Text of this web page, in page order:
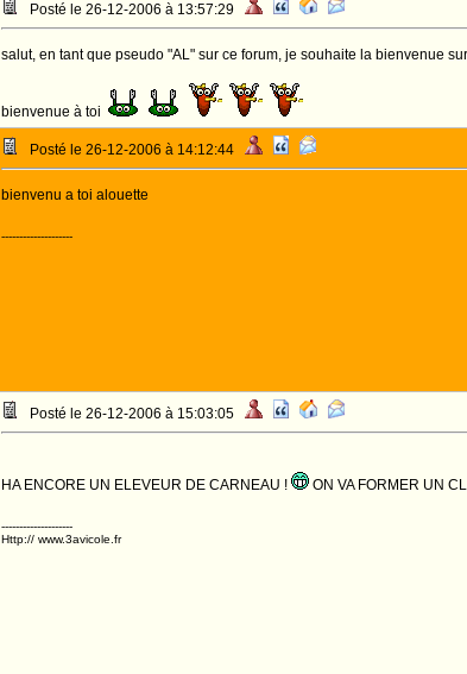
Posté le 26-12-2006 à 13:57:29
salut, en tant que pseudo "AL" sur ce forum, je souhaite la bienvenue
bienvenue à toi
Posté le 26-12-2006 à 14:12:44
bienvenu a toi alouette
--------------------
Posté le 26-12-2006 à 15:03:05
HA ENCORE UN ELEVEUR DE CARNEAU ! ON VA FORMER UN
--------------------
Http:// www.3avicole.fr